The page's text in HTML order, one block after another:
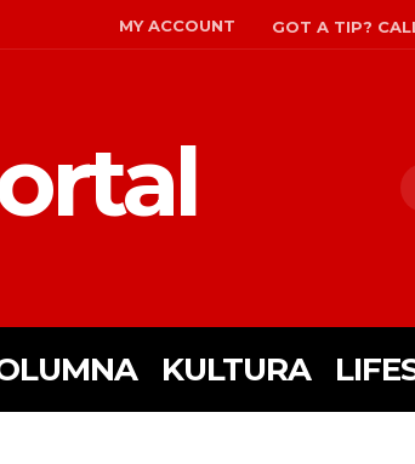
MY ACCOUNT GOT A TIP?
KULTURA